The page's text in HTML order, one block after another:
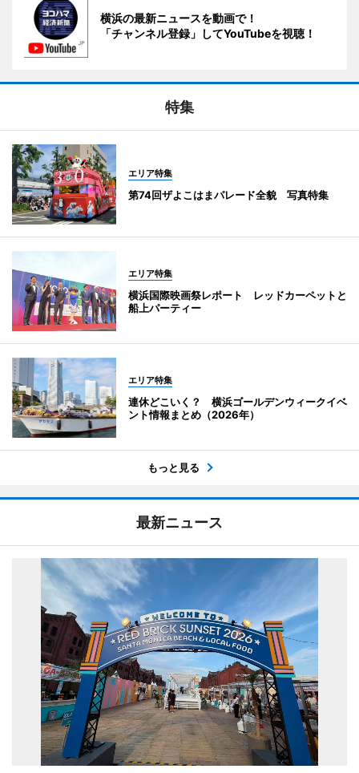
横浜の最新ニュースを動画で！
「チャンネル登録」してYouTubeを視聴！
特集
エリア特集
第74回ザよこはまパレード全貌 写真特集
エリア特集
横浜国際映画祭レポート レッドカーペットと
船上パーティー
エリア特集
連休どこいく？ 横浜ゴールデンウィークイベ
ント情報まとめ（2026年）
もっと見る
最新ニュース